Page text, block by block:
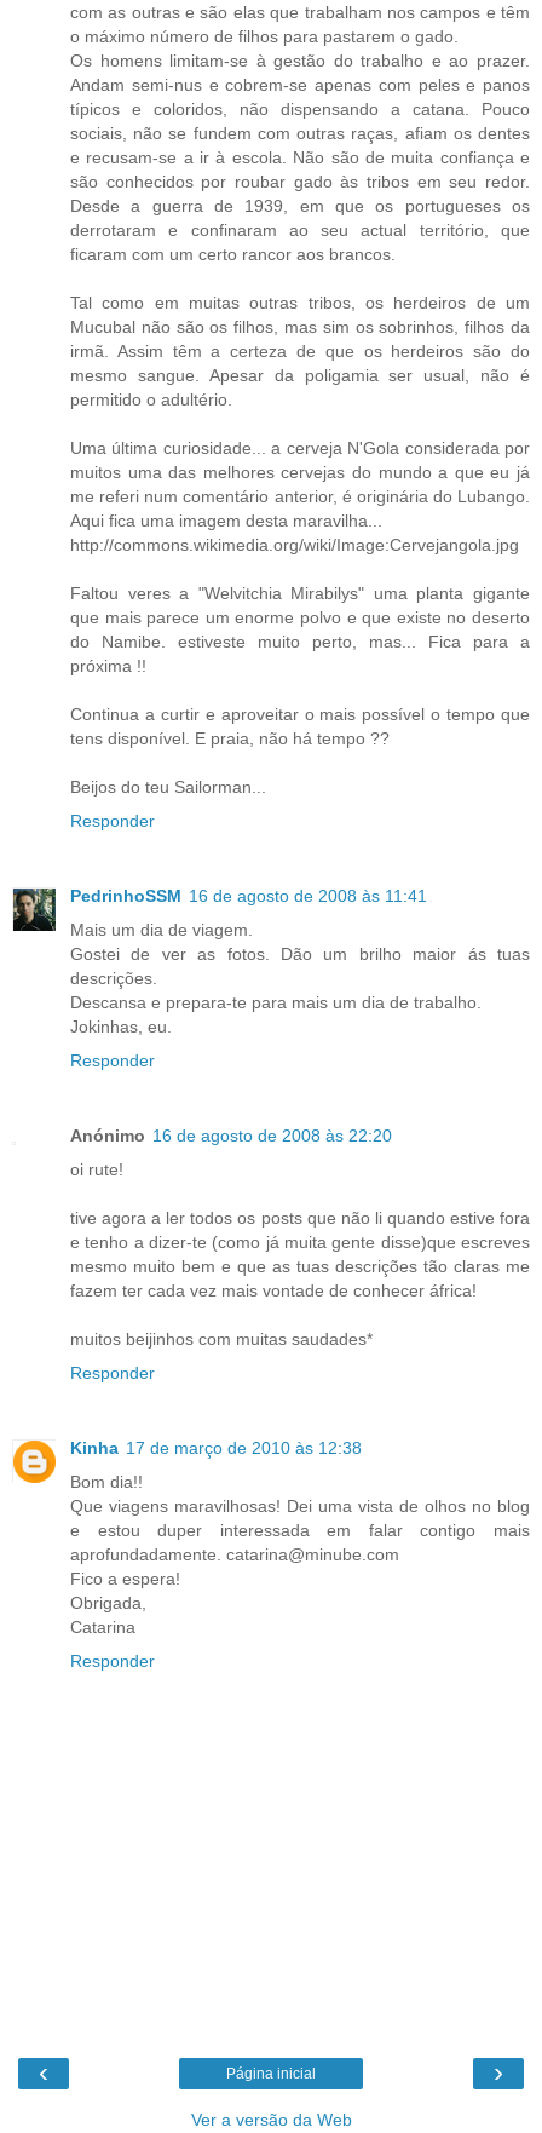
com as outras e são elas que trabalham nos campos e têm
o máximo número de filhos para pastarem o gado.
Os homens limitam-se à gestão do trabalho e ao prazer.
Andam semi-nus e cobrem-se apenas com peles e panos
típicos e coloridos, não dispensando a catana. Pouco
sociais, não se fundem com outras raças, afiam os dentes
e recusam-se a ir à escola. Não são de muita confiança e
são conhecidos por roubar gado às tribos em seu redor.
Desde a guerra de 1939, em que os portugueses os
derrotaram e confinaram ao seu actual território, que
ficaram com um certo rancor aos brancos.
Tal como em muitas outras tribos, os herdeiros de um
Mucubal não são os filhos, mas sim os sobrinhos, filhos da
irmã. Assim têm a certeza de que os herdeiros são do
mesmo sangue. Apesar da poligamia ser usual, não é
permitido o adultério.
Uma última curiosidade... a cerveja N'Gola considerada por
muitos uma das melhores cervejas do mundo a que eu já
me referi num comentário anterior, é originária do Lubango.
Aqui fica uma imagem desta maravilha...
http://commons.wikimedia.org/wiki/Image:Cervejangola.jpg
Faltou veres a "Welvitchia Mirabilys" uma planta gigante
que mais parece um enorme polvo e que existe no deserto
do Namibe. estiveste muito perto, mas... Fica para a
próxima !!
Continua a curtir e aproveitar o mais possível o tempo que
tens disponível. E praia, não há tempo ??
Beijos do teu Sailorman...
Responder
PedrinhoSSM 16 de agosto de 2008 às 11:41
Mais um dia de viagem.
Gostei de ver as fotos. Dão um brilho maior ás tuas
descrições.
Descansa e prepara-te para mais um dia de trabalho.
Jokinhas, eu.
Responder
Anónimo 16 de agosto de 2008 às 22:20
oi rute!
tive agora a ler todos os posts que não li quando estive fora
e tenho a dizer-te (como já muita gente disse)que escreves
mesmo muito bem e que as tuas descrições tão claras me
fazem ter cada vez mais vontade de conhecer áfrica!
muitos beijinhos com muitas saudades*
Responder
Kinha 17 de março de 2010 às 12:38
Bom dia!!
Que viagens maravilhosas! Dei uma vista de olhos no blog
e estou duper interessada em falar contigo mais
aprofundadamente. catarina@minube.com
Fico a espera!
Obrigada,
Catarina
Responder
‹ ›
Página inicial
Ver a versão da Web